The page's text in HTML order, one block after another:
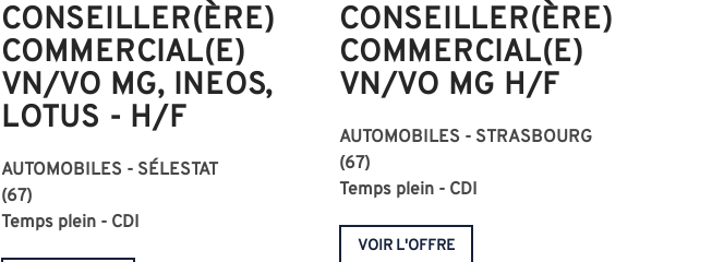
CONSEILLER(ÈRE)
COMMERCIAL(E)
VN/VO MG, INEOS,
LOTUS - H/F
AUTOMOBILES - SÉLESTAT
(67)
Temps plein - CDI
CONSEILLER(ÈRE)
COMMERCIAL(E)
VN/VO MG H/F
AUTOMOBILES - STRASBOURG
(67)
Temps plein - CDI
VOIR L'OFFRE